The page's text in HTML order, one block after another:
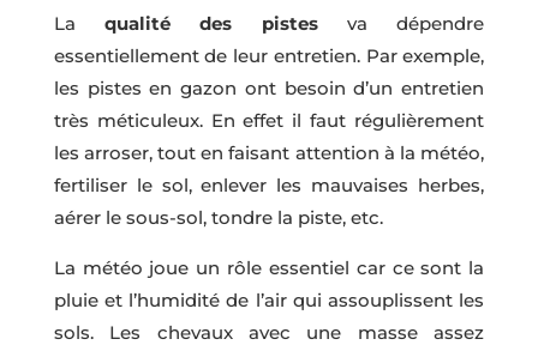
La qualité des pistes
va dépendre
essentiellement de leur entretien. Par exemple,
les pistes en gazon ont besoin d’un entretien
très méticuleux. En effet il faut régulièrement
les arroser, tout en faisant attention à la météo,
fertiliser le sol, enlever les mauvaises herbes,
aérer le sous-sol, tondre la piste, etc.
La météo joue un rôle essentiel car ce sont la
pluie et l’humidité de l’air qui assouplissent les
sols. Les chevaux avec une masse assez